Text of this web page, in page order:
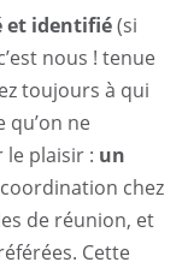
et identifié(si
nous ! tenue
toujours à qui
ne
plaisir : un
chez
de réunion, et
Cette